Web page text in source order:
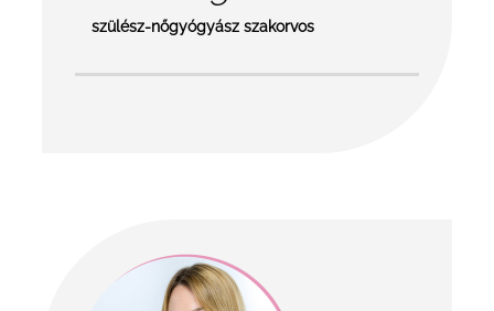
szülész-nőgyógyász szakorvos